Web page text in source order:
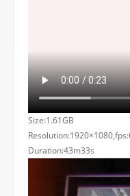
Size:1.61GB
Duration:43m33s